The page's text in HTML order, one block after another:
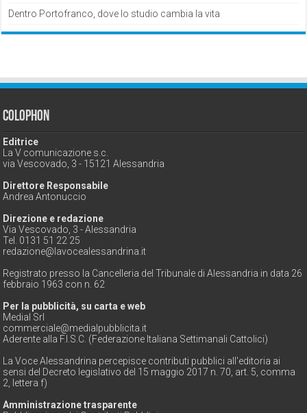
Dentro Portofranco, dove lo studio cambia la vita
Colophon
Editrice
La V comunicazione s.c.
via Vescovado, 3 - 15121 Alessandria
Direttore Responsabile
Andrea Antonuccio
Direzione e redazione
Via Vescovado, 3 - Alessandria
Tel. 0131 51 22 25
redazione@lavocealessandrina.it
Registrato presso la Cancelleria del Tribunale di Alessandria in data 26
febbraio 1963 con n. 62
Per la pubblicità, su carta e web
Medial Srl
commerciale@medialpubblicita.it
Aderente alla F.I.S.C. (Federazione Italiana Settimanali Cattolici)
La Voce Alessandrina percepisce contributi pubblici all'editoria ai
sensi del Decreto legislativo del 15 maggio 2017 n. 70, art. 5, comma
2, lettera f)
Amministrazione trasparente